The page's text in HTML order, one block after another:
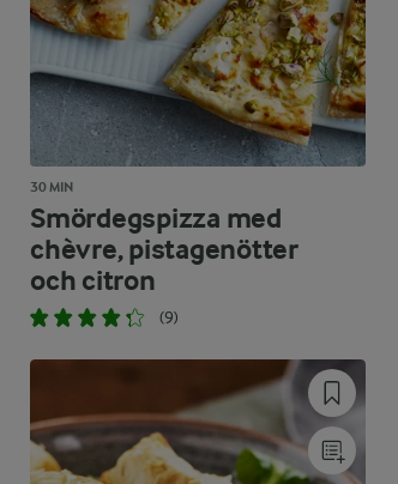
30 MIN
Smördegspizza med
chèvre, pistagenötter
och citron
(9)